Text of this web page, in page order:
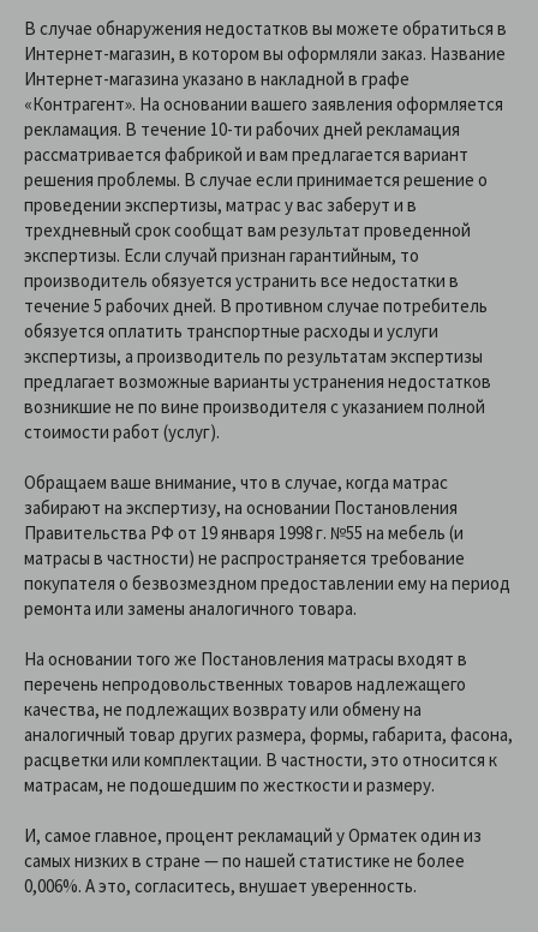
В случае обнаружения недостатков вы можете обратиться в
Интернет-магазин, в котором вы оформляли заказ. Название
Интернет-магазина указано в накладной в графе
«Контрагент». На основании вашего заявления оформляется
рекламация. В течение 10-ти рабочих дней рекламация
рассматривается фабрикой и вам предлагается вариант
решения проблемы. В случае если принимается решение о
проведении экспертизы, матрас у вас заберут и в
трехдневный срок сообщат вам результат проведенной
экспертизы. Если случай признан гарантийным, то
производитель обязуется устранить все недостатки в
течение 5 рабочих дней. В противном случае потребитель
обязуется оплатить транспортные расходы и услуги
экспертизы, а производитель по результатам экспертизы
предлагает возможные варианты устранения недостатков
возникшие не по вине производителя с указанием полной
стоимости работ (услуг).
Обращаем ваше внимание, что в случае, когда матрас
забирают на экспертизу, на основании Постановления
Правительства РФ от 19 января 1998 г. №55 на мебель (и
матрасы в частности) не распространяется требование
покупателя о безвозмездном предоставлении ему на период
ремонта или замены аналогичного товара.
На основании того же Постановления матрасы входят в
перечень непродовольственных товаров надлежащего
качества, не подлежащих возврату или обмену на
аналогичный товар других размера, формы, габарита, фасона,
расцветки или комплектации. В частности, это относится к
матрасам, не подошедшим по жесткости и размеру.
И, самое главное, процент рекламаций у Орматек один из
самых низких в стране — по нашей статистике не более
0,006%. А это, согласитесь, внушает уверенность.